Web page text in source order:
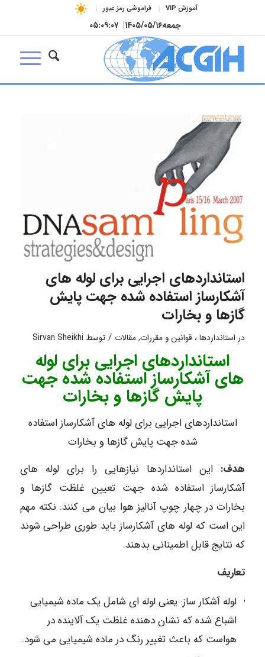
آموزش VIP فراموشی رمز عبور
جمعه۱۴۰۵/۰۵/۱۶| ۰۵:۰۹:۰۷
استانداردهای اجرایی برای لوله های
آشکارساز استفاده شده جهت پایش
گازها و بخارات
در استانداردها ، قوانین و مقررات,مقالات / توسط Sirvan Sheikhi
استانداردهای اجرایی برای لوله
های آشکارساز استفاده شده جهت
پایش گازها و بخارات
استانداردهای اجرایی برای لوله های آشکارساز استفاده
شده جهت پایش گازها و بخارات
هدف: این استانداردها نیازهایی را برای لوله های
آشکارساز استفاده شده جهت تعیین غلظت گازها و
بخارات در چهار چوپ آنالیز هوا بیان می کنند. نکته مهم
این است که لوله های آشکارساز باید طوری طراحی شوند
که نتایج قابل اطمینانی بدهند.
تعاریف
لوله آشکار ساز: یعنی لوله ای شامل یک ماده شیمیایی
اشباع شده که نشان دهنده غلظت یک آلاینده در
هواست که باعث تغییر رنگ در ماده شیمیایی می شود.